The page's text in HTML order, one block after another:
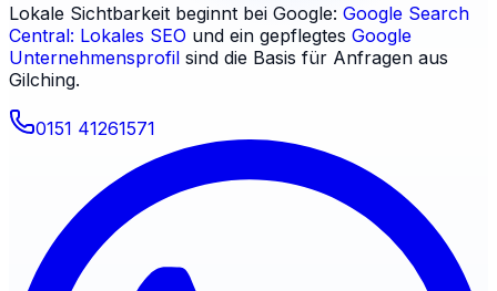
Lokale Sichtbarkeit beginnt bei Google: Google Search
Central: Lokales SEO und ein gepflegtes Google
Unternehmensprofil sind die Basis für Anfragen aus
Gilching.
0151 41261571